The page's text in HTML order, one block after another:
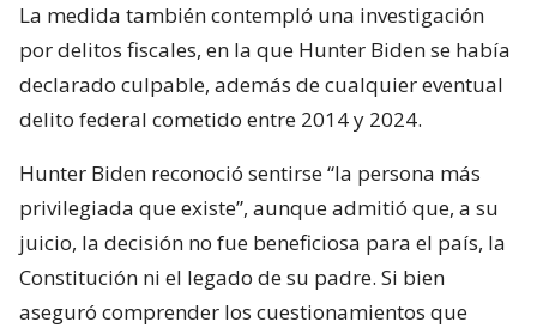
La medida también contempló una investigación
por delitos fiscales, en la que Hunter Biden se había
declarado culpable, además de cualquier eventual
delito federal cometido entre 2014 y 2024.
Hunter Biden reconoció sentirse “la persona más
privilegiada que existe”, aunque admitió que, a su
juicio, la decisión no fue beneficiosa para el país, la
Constitución ni el legado de su padre. Si bien
aseguró comprender los cuestionamientos que